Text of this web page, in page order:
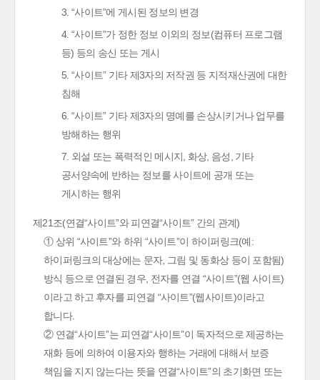
3. “사이트”에 게시된 정보의 변경
4. “사이트”가 정한 정보 이외의 정보(컴퓨터 프로그램
등) 등의 송신 또는 게시
5. “사이트” 기타 제3자의 저작권 등 지적재산권에 대한
침해
6. “사이트” 기타 제3자의 명예를 손상시키거나 업무를
방해하는 행위
7. 외설 또는 폭력적인 메시지, 화상, 음성, 기타
공서양속에 반하는 정보를 사이트에 공개 또는
게시하는 행위
제21조(연결“사이트”와 피연결“사이트” 간의 관계)
① 상위 “사이트”와 하위 “사이트”이 하이퍼링크(예:
하이퍼링크의 대상에는 문자, 그림 및 동화상 등이 포함됨)
방식 등으로 연결된 경우, 전자를 연결 “사이트”(웹 사이트)
이라고 하고 후자를 피연결 “사이트”(웹사이트)이라고
합니다.
② 연결“사이트”는 피연결“사이트”이 독자적으로 제공하는
재화 등에 의하여 이용자와 행하는 거래에 대해서 보증
책임을 지지 않는다는 뜻을 연결“사이트”의 초기화면 또는